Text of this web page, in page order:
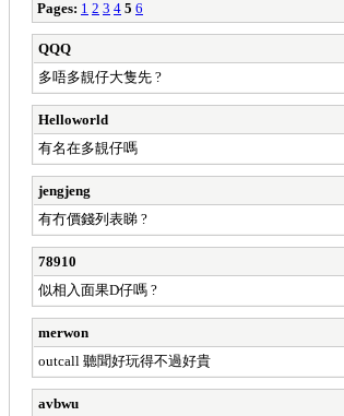
Pages: 1 2 3 4 5 6
QQQ
多唔多靚仔大隻先 ?
Helloworld
有名在多靚仔嗎
jengjeng
有冇價錢列表睇 ?
78910
似相入面果D仔嗎 ?
merwon
outcall 聽聞好玩得不過好貴
avbwu